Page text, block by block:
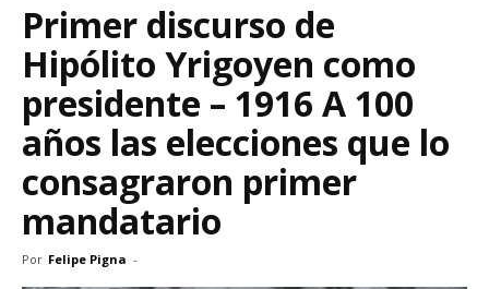
Primer discurso de
Hipólito Yrigoyen como
presidente – 1916 A 100
años las elecciones que lo
consagraron primer
mandatario
Por Felipe Pigna -